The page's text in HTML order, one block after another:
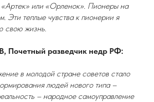
«Артек» или «Орленок». Пионеры на
Эти теплые чувства к пионерии я
свою жизнь.
Почетный разведчик недр РФ:
в молодой стране советов стало
людей нового типа –
– народное самоуправление